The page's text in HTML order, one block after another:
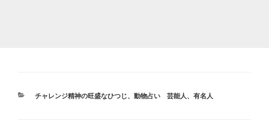
カ
チャレンジ精神の旺盛なひつじ、 動物占い 芸能人、有名人